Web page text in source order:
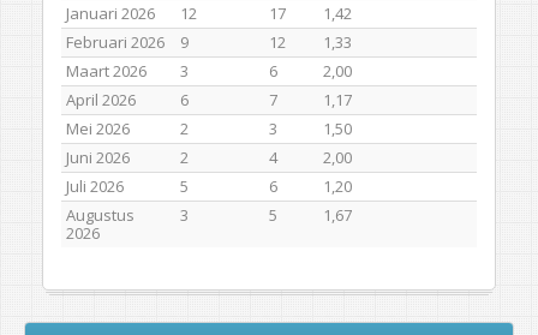
Januari 2026
12 17
1,42
Februari 2026
9 12
1,33
Maart 2026
3 6
2,00
April 2026
6 7
1,17
Mei 2026
2 3
1,50
Juni 2026
2 4
2,00
Juli 2026
5 6
1,20
Augustus
2026
3 5 1,67